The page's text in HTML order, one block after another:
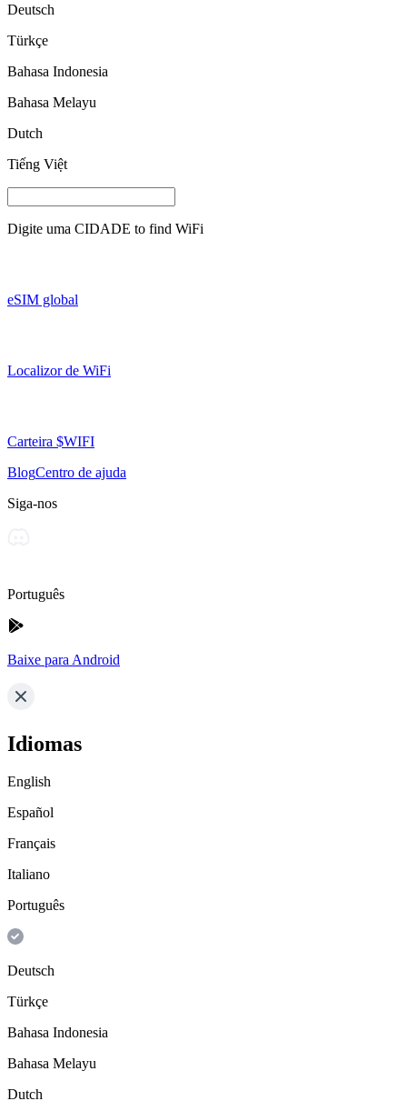
Deutsch
Türkçe
Bahasa Indonesia
Bahasa Melayu
Dutch
Tiếng Việt
Digite uma CIDADE to find WiFi
eSIM global
Localizor de WiFi
Carteira $WIFI
BlogCentro de ajuda
Siga-nos
Português
Baixe para Android
Idiomas
English
Español
Français
Italiano
Português
Deutsch
Türkçe
Bahasa Indonesia
Bahasa Melayu
Dutch